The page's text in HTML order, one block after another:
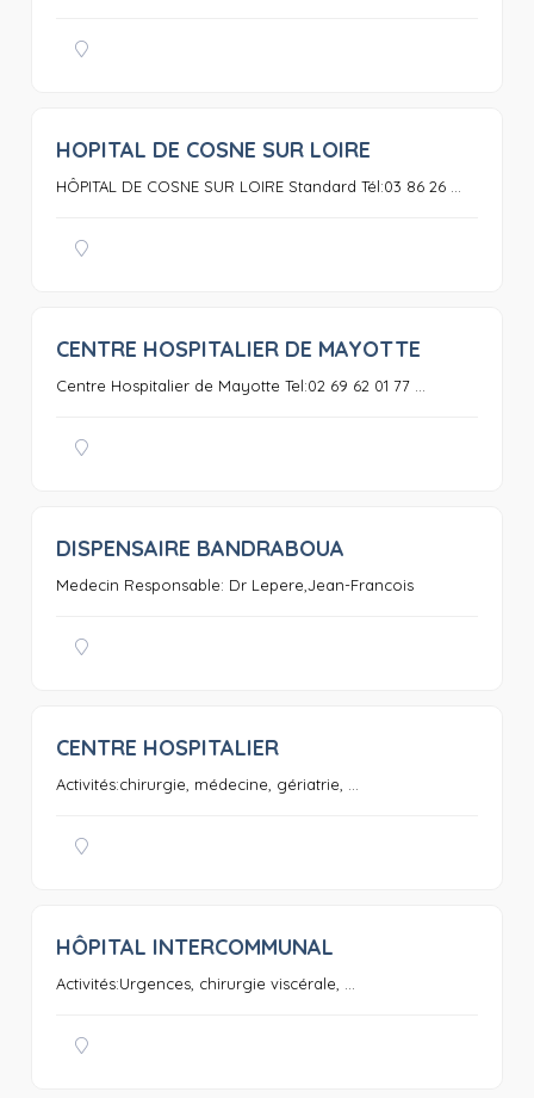
HOPITAL DE COSNE SUR LOIRE
HÔPITAL DE COSNE SUR LOIRE Standard Tél:03 86 26 ...
CENTRE HOSPITALIER DE MAYOTTE
Centre Hospitalier de Mayotte Tel:02 69 62 01 77 ...
DISPENSAIRE BANDRABOUA
Medecin Responsable: Dr Lepere,Jean-Francois
CENTRE HOSPITALIER
Activités:chirurgie, médecine, gériatrie, ...
HÔPITAL INTERCOMMUNAL
Activités:Urgences, chirurgie viscérale, ...